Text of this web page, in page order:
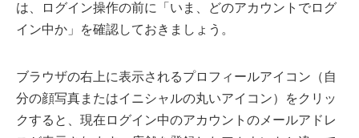
は、ログイン操作の前に「いま、どのアカウントでログ
イン中か」を確認しておきましょう。
ブラウザの右上に表示されるプロフィールアイコン（自
分の顔写真またはイニシャルの丸いアイコン）をクリッ
クすると、現在ログイン中のアカウントのメールアドレ